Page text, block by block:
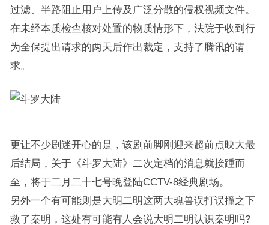
过滤、半路阻止用户上传及广泛分散的侵权视频文件。
在未经本质检查核对处置的物质情形下，法院于收到行
为全保提出请求的两天后作出裁定，支持了腾讯的请
求。
更让不少剧迷开心的是，该剧前脚刚迎来超前点映大最
后结局，关于《斗罗大陆》二次定档的消息就接踵而
至，将于二月二十七号晚登陆CCTV-8经典剧场。
另外一个有可能则是大明二明这两大魂兽误打误撞之下
救了秦明，这处有可能有人会说大明二明认识秦明吗?